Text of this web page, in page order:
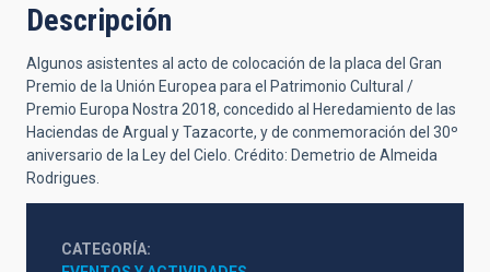
Descripción
Algunos asistentes al acto de colocación de la placa del Gran
Premio de la Unión Europea para el Patrimonio Cultural /
Premio Europa Nostra 2018, concedido al Heredamiento de las
Haciendas de Argual y Tazacorte, y de conmemoración del 30º
aniversario de la Ley del Cielo. Crédito: Demetrio de Almeida
Rodrigues.
CATEGORÍA